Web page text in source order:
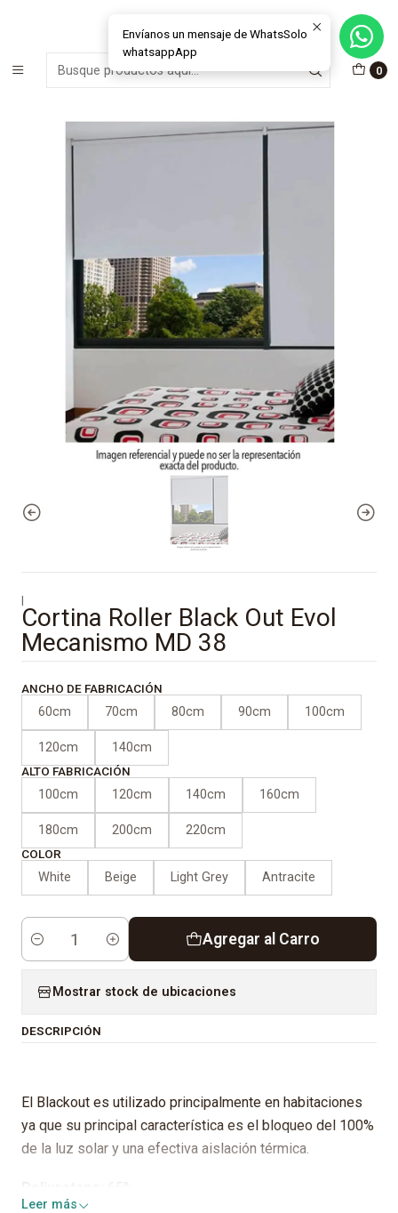
0
MÁS DE 15 AÑOS FABRICANDO E INSTALANDO SOLUCIONES DE
CRISTAL Y VENTANAS
Inicio Cortinas Roller
Cortina Roller Black Out Evol Mecanismo MD 38
|
Cortina Roller Black Out Evol
Mecanismo MD 38
ANCHO DE FABRICACIÓN
60cm 70cm 80cm 90cm 100cm
120cm 140cm
ALTO FABRICACIÓN
100cm 120cm 140cm 160cm
180cm 200cm 220cm
COLOR
White Beige Light Grey Antracite
Cantidad
Agregar al Carro
Mostrar stock de ubicaciones
DESCRIPCIÓN
El Blackout es utilizado principalmente en habitaciones
ya que su principal característica es el bloqueo del 100%
de la luz solar y una efectiva aislación térmica.
Leer más
Envíanos un mensaje de WhatsSolo
whatsappApp